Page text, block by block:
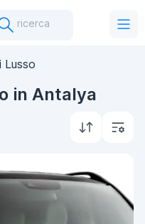
ricerca
Lusso
in Antalya